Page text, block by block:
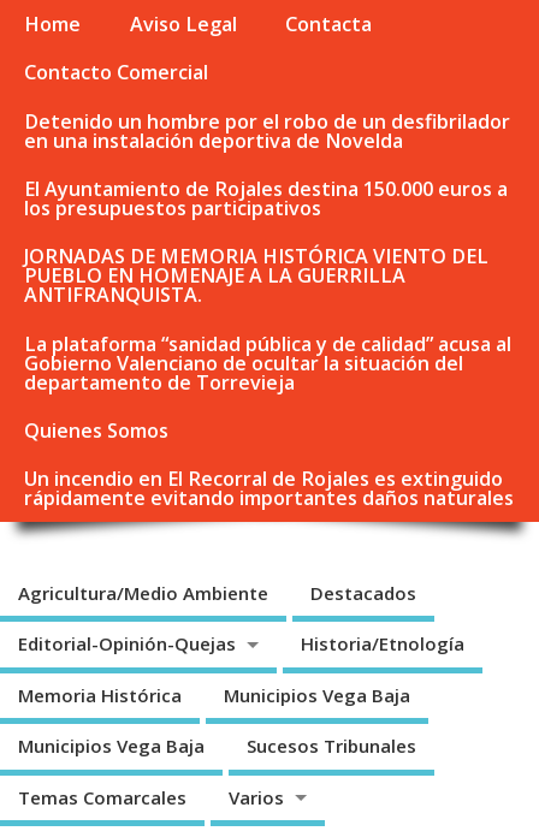
Home Aviso Legal
Contacta
Contacto Comercial
Detenido un hombre por el robo de un desfibrilador
en una instalación deportiva de Novelda
El Ayuntamiento de Rojales destina 150.000 euros a
los presupuestos participativos
JORNADAS DE MEMORIA HISTÓRICA VIENTO DEL
PUEBLO EN HOMENAJE A LA GUERRILLA
ANTIFRANQUISTA.
La plataforma “sanidad pública y de calidad” acusa al
Gobierno Valenciano de ocultar la situación del
departamento de Torrevieja
Quienes Somos
Un incendio en El Recorral de Rojales es extinguido
rápidamente evitando importantes daños naturales
Agricultura/Medio Ambiente Destacados
Editorial-Opinión-Quejas Historia/Etnología
Memoria Histórica Municipios Vega Baja
Municipios Vega Baja Sucesos Tribunales
Temas Comarcales Varios